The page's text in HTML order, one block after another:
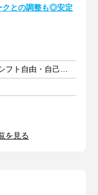
クとの調整も◎安定
週2日以上 1日4時間以上 シフト自由・自己申告
を見る